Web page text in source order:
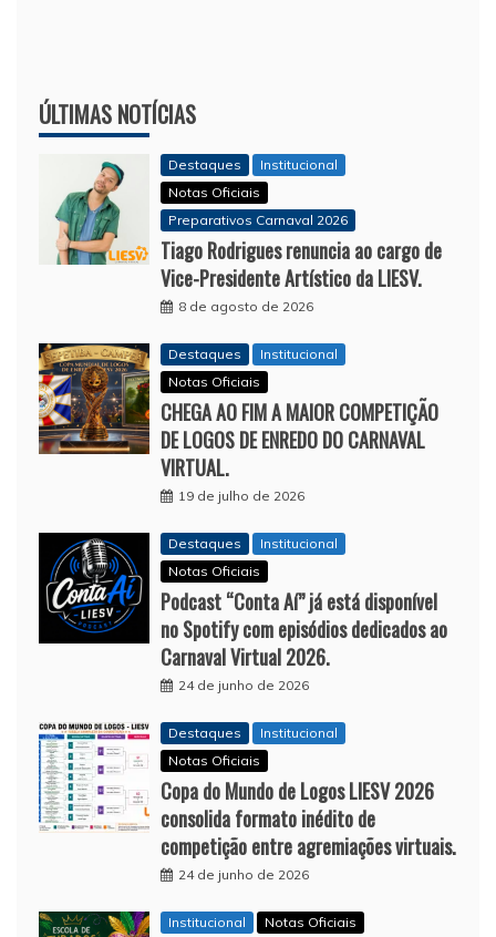
ÚLTIMAS NOTÍCIAS
Destaques
Institucional
Notas Oficiais
Preparativos Carnaval 2026
Tiago Rodrigues renuncia ao cargo de
Vice-Presidente Artístico da LIESV.
8 de agosto de 2026
Destaques
Institucional
Notas Oficiais
CHEGA AO FIM A MAIOR COMPETIÇÃO
DE LOGOS DE ENREDO DO CARNAVAL
VIRTUAL.
19 de julho de 2026
Destaques
Institucional
Notas Oficiais
Podcast “Conta Aí” já está disponível
no Spotify com episódios dedicados ao
Carnaval Virtual 2026.
24 de junho de 2026
Destaques
Institucional
Notas Oficiais
Copa do Mundo de Logos LIESV 2026
consolida formato inédito de
competição entre agremiações virtuais.
24 de junho de 2026
Institucional Notas Oficiais